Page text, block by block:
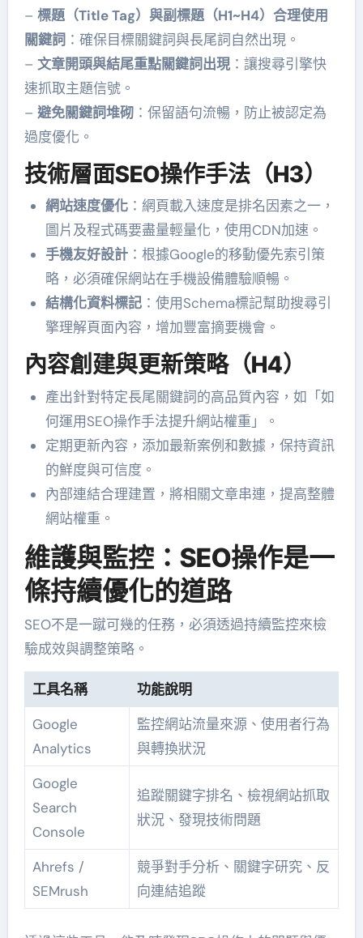
– 標題（Title Tag）與副標題（H1~H4）合理使用
關鍵詞 ：確保目標關鍵詞與長尾詞自然出現。
– 文章開頭與結尾重點關鍵詞出現：讓搜尋引擎快
速抓取主題信號。
– 避免關鍵詞堆砌：保留語句流暢，防止被認定為
過度優化。
技術層面SEO操作手法（H3）
網站速度優化：網頁載入速度是排名因素之一，
圖片及程式碼要盡量輕量化，使用CDN加速。
手機友好設計：根據Google的移動優先索引策
略，必須確保網站在手機設備體驗順暢。
結構化資料標記：使用Schema標記幫助搜尋引
擎理解頁面內容，增加豐富摘要機會。
內容創建與更新策略（H4）
產出針對特定長尾關鍵詞的高品質內容，如「如
何運用SEO操作手法提升網站權重」。
定期更新內容，添加最新案例和數據，保持資訊
的鮮度與可信度。
內部連結合理建置，將相關文章串連，提高整體
網站權重。
維護與監控：SEO操作是一
條持續優化的道路
SEO不是一蹴可幾的任務，必須透過持續監控來檢
驗成效與調整策略。
工具名稱
功能說明
Google
Analytics
監控網站流量來源、使用者行為
與轉換狀況
Google
Search
Console
追蹤關鍵字排名、檢視網站抓取
狀況、發現技術問題
Ahrefs /
SEMrush
競爭對手分析、關鍵字研究、反
向連結追蹤